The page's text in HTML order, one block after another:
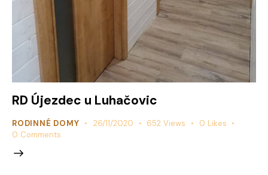
RD Újezdec u Luhačovic
RODINNÉ DOMY 26/11/2020 652 Views 0 Likes
0 Comments